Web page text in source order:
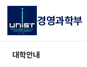
경영과학부
대학안내